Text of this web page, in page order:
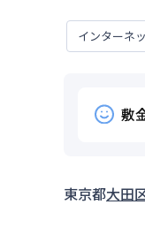
インターネ
敷
東京都大田